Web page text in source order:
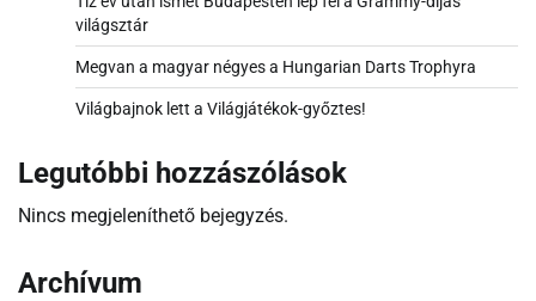
világsztár
Megvan a magyar négyes a Hungarian Darts Trophyra
Világbajnok lett a Világjátékok-győztes!
Legutóbbi hozzászólások
Nincs megjeleníthető bejegyzés.
Archívum